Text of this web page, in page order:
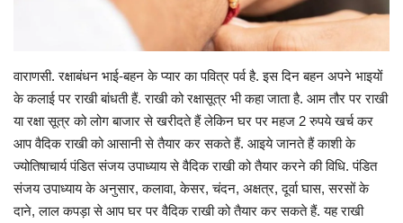
करियर
वाराणसी. रक्षाबंधन भाई-बहन के प्यार का पवित्र पर्व है. इस दिन बहन अपने भाइयों
के कलाई पर राखी बांधती हैं. राखी को रक्षासूत्र भी कहा जाता है. आम तौर पर राखी
या रक्षा सूत्र को लोग बाजार से खरीदते हैं लेकिन घर पर महज 2 रुपये खर्च कर
आप वैदिक राखी को आसानी से तैयार कर सकते हैं. आइये जानते हैं काशी के
ज्योतिषाचार्य पंडित संजय उपाध्याय से वैदिक राखी को तैयार करने की विधि. पंडित
संजय उपाध्याय के अनुसार, कलावा, केसर, चंदन, अक्षत्र, दूर्वा घास, सरसों के
दाने, लाल कपड़ा से आप घर पर वैदिक राखी को तैयार कर सकते हैं. यह राखी